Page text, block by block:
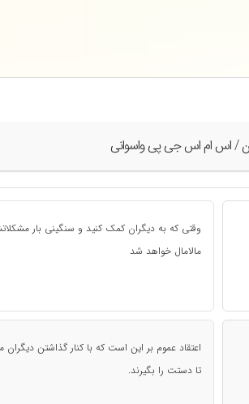
/ اس ام اس جی پی واسوانی
وقتی که به دیگران کمک کنید و سنگینی بار
مالامال خواهد شد
اعتقاد عموم بر این است که با کنار گذاشتن دیگران
تا دستت را بگیرند.